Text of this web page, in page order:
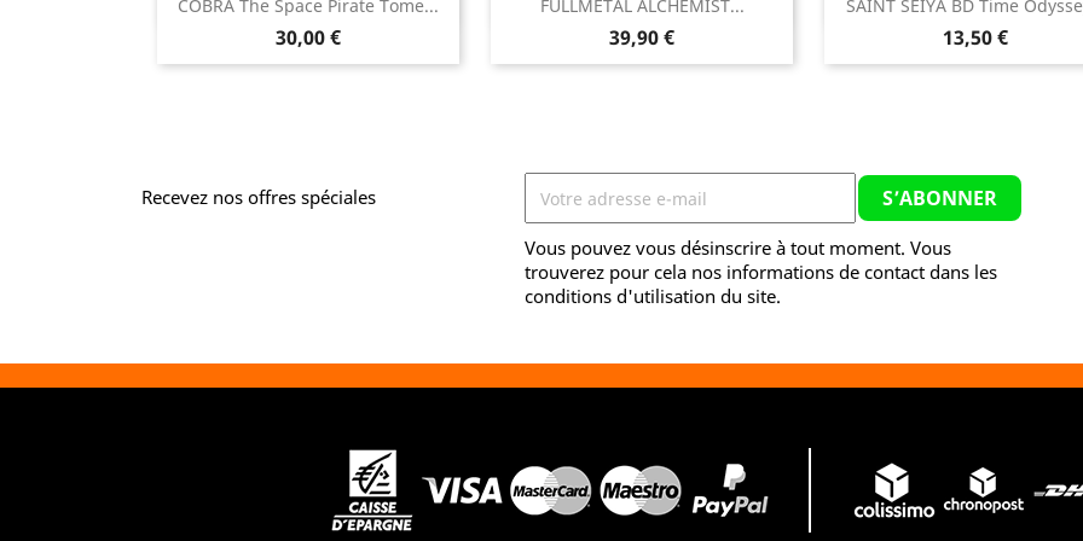
COBRA The Space Pirate Tome...
Prix
30,00 €
Aperçu rapide FULLMETAL ALCHEMIST...
Prix
39,90 €
Aperçu rapide SAINT SEIYA BD Time
Prix
13,50 €
Aperçu rapide
Recevez nos offres spéciales
Vous pouvez vous désinscrire à tout moment. Vous
trouverez pour cela nos informations de contact dans les
conditions d'utilisation du site.